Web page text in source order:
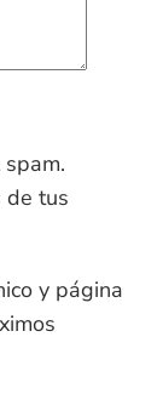
de tus
y página